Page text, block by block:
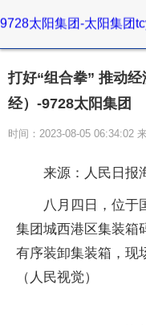
9728太阳集团-太阳集团
打好“组合拳” 推动
经）-9728太阳集团
时间：2023-08-05 06:34:02
来源：人民日报
八月四日，位于
集团城西港区集装箱
有序装卸集装箱，现
（人民视觉）